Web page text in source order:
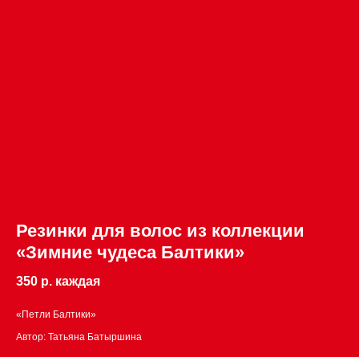
Резинки для волос из коллекции
«Зимние чудеса Балтики»
350 р. каждая
«Петли Балтики»
Автор: Татьяна Батыршина